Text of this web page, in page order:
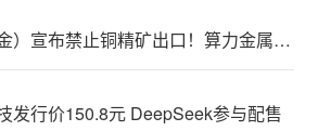
刚果（金）宣布禁止铜精矿出口！算力金属影响多大？
发行价150.8元 DeepSeek参与配售